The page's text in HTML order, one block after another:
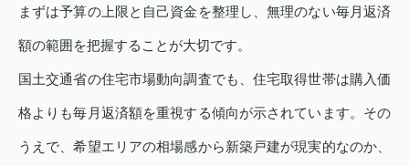
まずは予算の上限と自己資金を整理し、無理のない毎月返済
額の範囲を把握することが大切です。
国土交通省の住宅市場動向調査でも、住宅取得世帯は購入価
格よりも毎月返済額を重視する傾向が示されています。その
うえで、希望エリアの相場感から新築戸建が現実的なのか、